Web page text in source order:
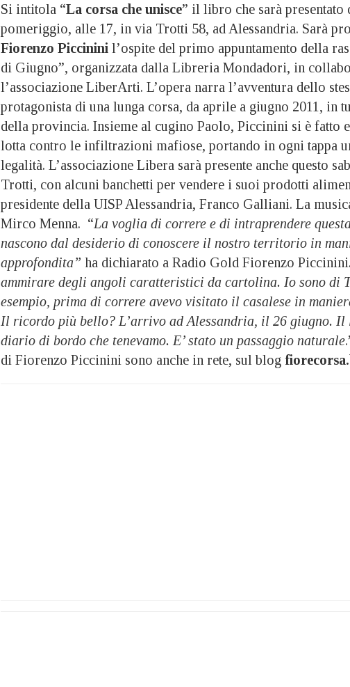
Si intitola “La corsa che unisce” il libro che sarà presentato
pomeriggio, alle 17, in via Trotti 58, ad Alessandria. Sarà
Fiorenzo Piccinini l’ospite del primo appuntamento della
di Giugno”, organizzata dalla Libreria Mondadori, in
l’associazione LiberArti. L’opera narra l’avventura dello
protagonista di una lunga corsa, da aprile a giugno 2011, in
della provincia. Insieme al cugino Paolo, Piccinini si è fatto
lotta contro le infiltrazioni mafiose, portando in ogni tappa
legalità. L’associazione Libera sarà presente anche questo
Trotti, con alcuni banchetti per vendere i suoi prodotti
presidente della UISP Alessandria, Franco Galliani. La
Mirco Menna. “La voglia di correre e di intraprendere
nascono dal desiderio di conoscere il nostro territorio in
approfondita” ha dichiarato a Radio Gold Fiorenzo Piccinini
ammirare degli angoli caratteristici da cartolina. Io sono di
esempio, prima di correre avevo visitato il casalese in
Il ricordo più bello? L’arrivo ad Alessandria, il 26 giugno. Il
diario di bordo che tenevamo. E’ stato un passaggio naturale
di Fiorenzo Piccinini sono anche in rete, sul blog